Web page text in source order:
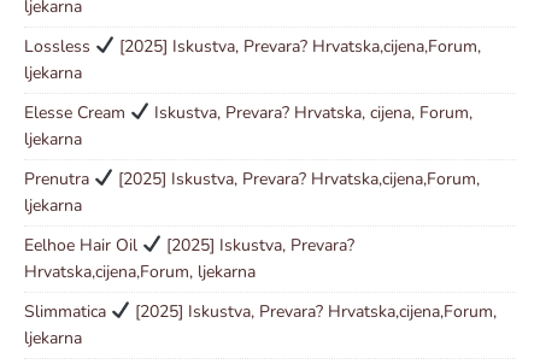
ljekarna
Lossless
[2025] Iskustva, Prevara? Hrvatska,cijena,Forum,
ljekarna
Elesse Cream
Iskustva, Prevara? Hrvatska, cijena, Forum,
ljekarna
Prenutra
[2025] Iskustva, Prevara? Hrvatska,cijena,Forum,
ljekarna
Eelhoe Hair Oil
[2025] Iskustva, Prevara?
Hrvatska,cijena,Forum, ljekarna
Slimmatica
[2025] Iskustva, Prevara? Hrvatska,cijena,Forum,
ljekarna